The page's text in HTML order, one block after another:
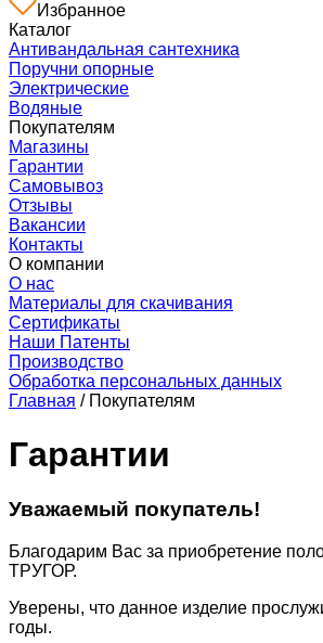
Избранное
Каталог
Антивандальная сантехника
Поручни опорные
Электрические
Водяные
Покупателям
Магазины
Гарантии
Самовывоз
Отзывы
Вакансии
Контакты
О компании
О нас
Материалы для скачивания
Сертификаты
Наши Патенты
Производство
Обработка персональных данных
Главная / Покупателям
Гарантии
Уважаемый покупатель!
Благодарим Вас за приобретение
ТРУГОР.
Уверены, что данное изделие
годы.